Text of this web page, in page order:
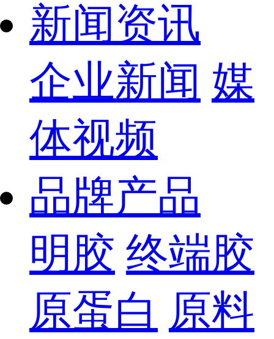
新闻资讯
企业新闻 媒
体视频
品牌产品
明胶 终端胶
原蛋白 原料